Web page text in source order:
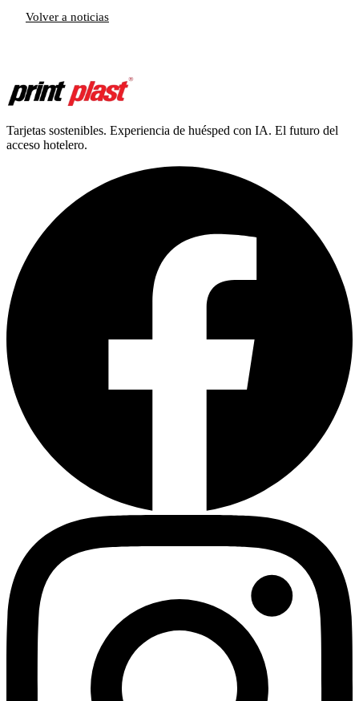
Volver a noticias
Tarjetas sostenibles. Experiencia de huésped con IA. El futuro del
acceso hotelero.